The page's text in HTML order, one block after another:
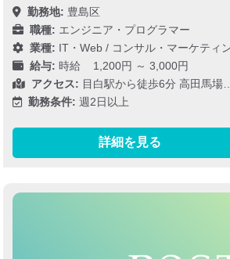
勤務地: 豊島区
職種: エンジニア・プログラマー
業種: IT・Web / コンサル・マーケティ
給与: 時給 1,200円 ～ 3,000円
アクセス: 目白駅から徒歩6分 高田馬場
勤務条件: 週2日以上
詳細を見る